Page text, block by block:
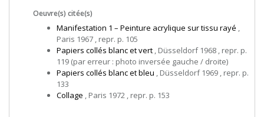
Oeuvre(s) citée(s)
Manifestation 1 – Peinture acrylique sur tissu rayé ,
Paris 1967 , repr. p. 105
Papiers collés blanc et vert , Düsseldorf 1968 , repr. p.
119 (par erreur : photo inversée gauche / droite)
Papiers collés blanc et bleu , Düsseldorf 1969 , repr. p.
133
Collage , Paris 1972 , repr. p. 153